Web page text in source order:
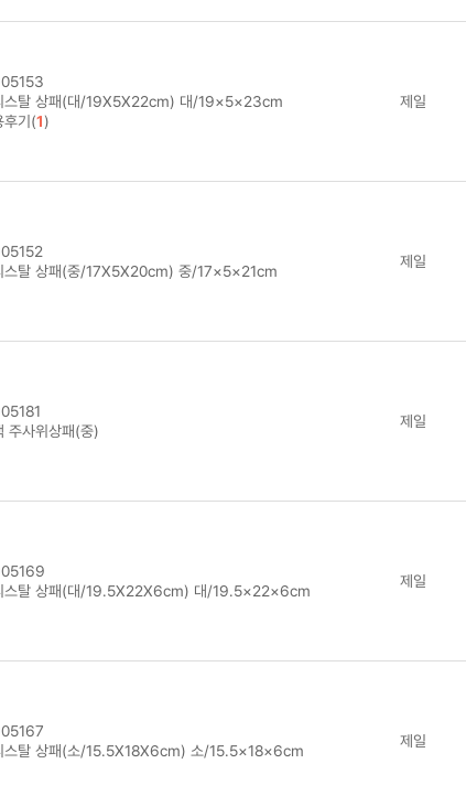
스탈 상패(대/19X5X22cm) 대/19×5×23cm
후기(1)
제일
스탈 상패(중/17X5X20cm) 중/17×5×21cm
제일
주사위상패(중)
제일
스탈 상패(대/19.5X22X6cm) 대/19.5×22×6cm
제일
스탈 상패(소/15.5X18X6cm) 소/15.5×18×6cm
제일